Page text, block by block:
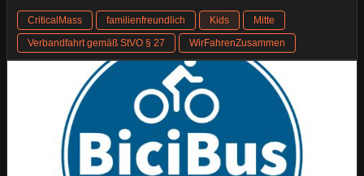
CriticalMass familienfreundlich Kids
Mitte
Verbandfahrt gemäß StVO § 27
WirFahrenZusammen